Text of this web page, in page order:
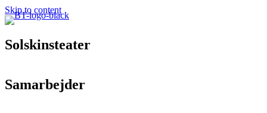
Skip to content
Solskinsteater
Samarbejder